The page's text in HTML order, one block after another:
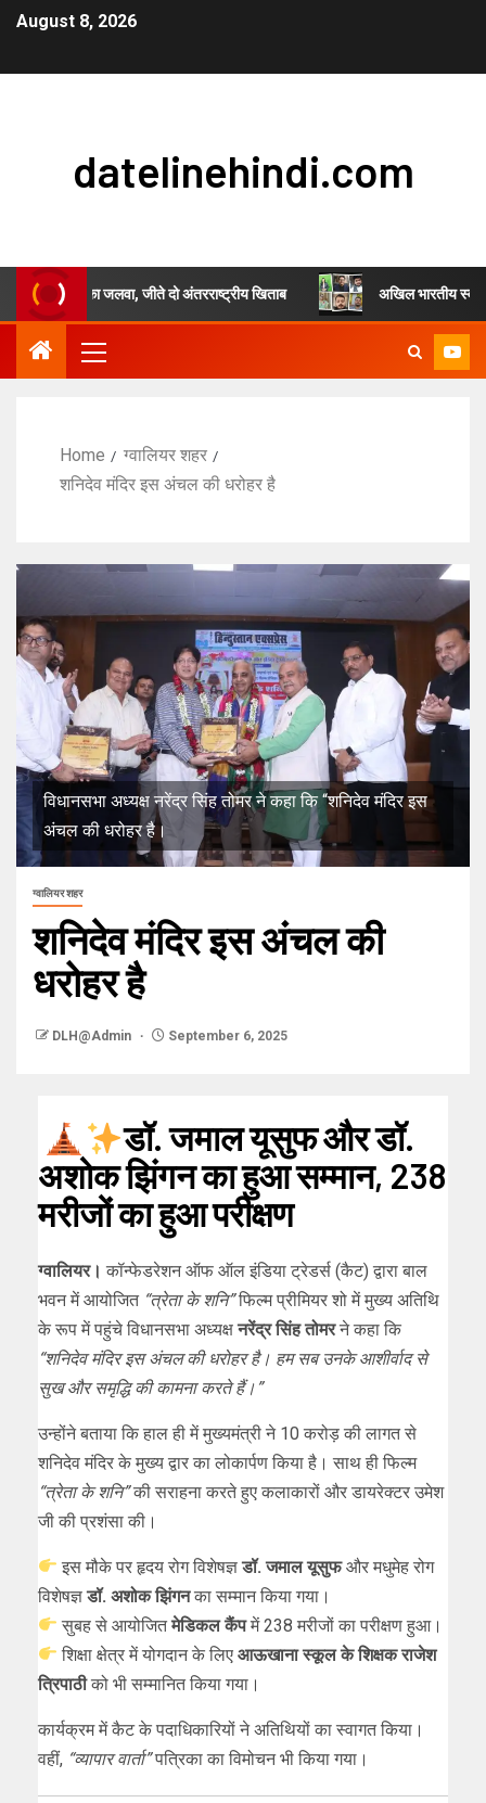
August 8, 2026
datelinehindi.com
चौहान का जलवा, जीते दो अंतरराष्ट्रीय खिताब अखिल भारतीय स्वर्णकार
Home
ग्वालियर शहर
शनिदेव मंदिर इस अंचल की धरोहर है
विधानसभा अध्यक्ष नरेंद्र सिंह तोमर ने कहा कि “शनिदेव मंदिर इस
अंचल की धरोहर है।
ग्वालियर शहर
शनिदेव मंदिर इस अंचल की
धरोहर है
DLH@Admin September 6, 2025
डॉ. जमाल यूसुफ और डॉ.
अशोक झिंगन का हुआ सम्मान, 238
मरीजों का हुआ परीक्षण
ग्वालियर। कॉन्फेडरेशन ऑफ ऑल इंडिया ट्रेडर्स (कैट) द्वारा बाल
भवन में आयोजित “त्रेता के शनि”फिल्म प्रीमियर शो में मुख्य अतिथि
के रूप में पहुंचे विधानसभा अध्यक्षनरेंद्र सिंह तोमरने कहा कि
“शनिदेव मंदिर इस अंचल की धरोहर है। हम सब उनके आशीर्वाद से
सुख और समृद्धि की कामना करते हैं।”
उन्होंने बताया कि हाल ही में मुख्यमंत्री ने 10 करोड़ की लागत से
शनिदेव मंदिर के मुख्य द्वार का लोकार्पण किया है। साथ ही फिल्म
“त्रेता के शनि”की सराहना करते हुए कलाकारों और डायरेक्टर उमेश
जी की प्रशंसा की।
इस मौके पर हृदय रोग विशेषज्ञडॉ. जमाल यूसुफऔर मधुमेह रोग
विशेषज्ञडॉ. अशोक झिंगनका सम्मान किया गया।
सुबह से आयोजितमेडिकल कैंपमें 238 मरीजों का परीक्षण हुआ।
शिक्षा क्षेत्र में योगदान के लिएआऊखाना स्कूल के शिक्षक राजेश
त्रिपाठीको भी सम्मानित किया गया।
कार्यक्रम में कैट के पदाधिकारियों ने अतिथियों का स्वागत किया।
वहीं, “व्यापार वार्ता”पत्रिका का विमोचन भी किया गया।